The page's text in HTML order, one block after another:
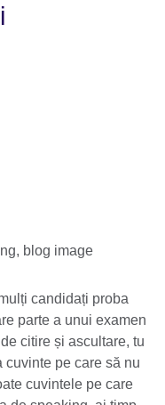
candidați proba
parte a unui examen
citire și ascultare, tu
cuvinte pe care să nu
cuvintele pe care